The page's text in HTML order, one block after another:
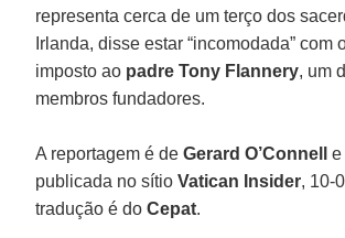
representa cerca de um terço dos
Irlanda, disse estar “incomodada” com
imposto ao padre Tony Flannery, um
membros fundadores.
A reportagem é deGerard O’Connelle
publicada no sítioVatican Insider, 10-
tradução é doCepat.